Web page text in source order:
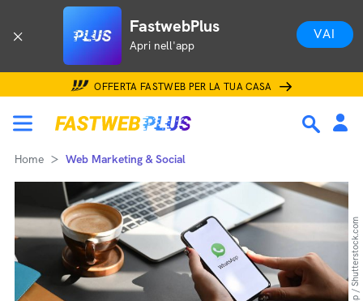
FastwebPlus
Apri nell'app
VAI
OFFERTA FASTWEB PER LA TUA CASA
Home Web Marketing & Social